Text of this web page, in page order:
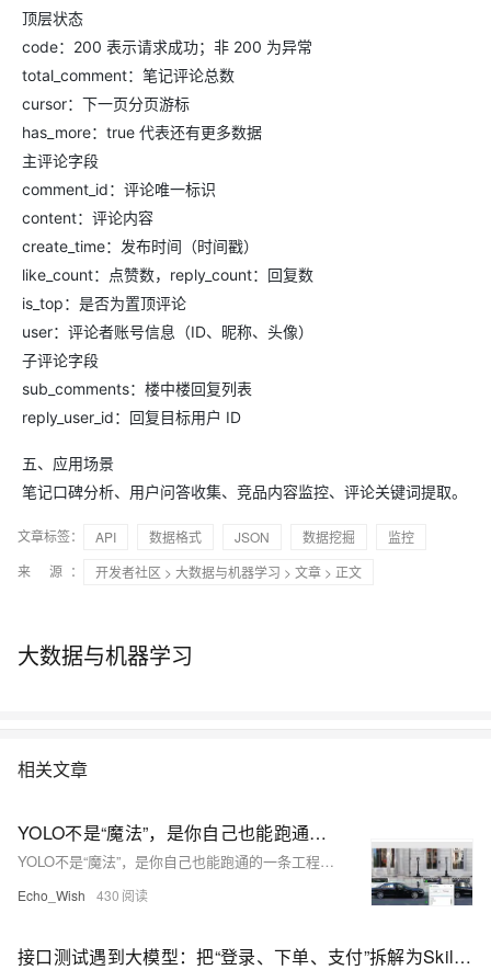
顶层状态
code：200 表示请求成功；非 200 为异常
total_comment：笔记评论总数
cursor：下一页分页游标
has_more：true 代表还有更多数据
主评论字段
comment_id：评论唯一标识
content：评论内容
create_time：发布时间（时间戳）
like_count：点赞数，reply_count：回复数
is_top：是否为置顶评论
user：评论者账号信息（ID、昵称、头像）
子评论字段
sub_comments：楼中楼回复列表
reply_user_id：回复目标用户 ID
五、应用场景
笔记口碑分析、用户问答收集、竞品内容监控、评论关键词提取。
文章标签： API 数据格式 JSON 数据挖掘
监控
来 源：
开发者社区 > 大数据与机器学习 > 文章 > 正文
大数据与机器学习
相关文章
YOLO不是“魔法”，是你自己也能跑通的一条工程流水线：Python从标注到训练全实战
YOLO不是“魔法”，是你自己也能跑通的一条工程流水线：Python从标注到训练全实战
Echo_Wish 430
接口测试遇到大模型：把“登录、下单、支付”拆解为Skills，AI自动编排执行